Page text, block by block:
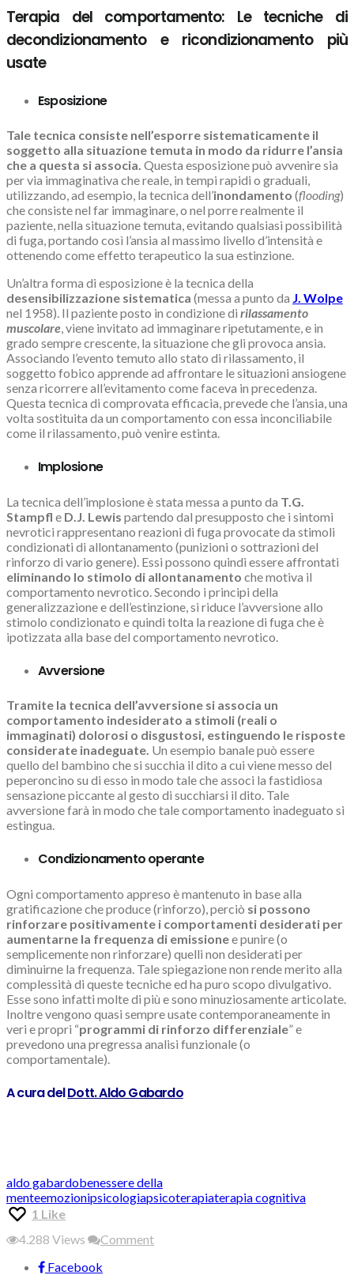
Terapia del comportamento: Le tecniche di
decondizionamento e ricondizionamento più
usate
Esposizione
Tale tecnica consiste nell’esporre sistematicamente il
soggetto alla situazione temuta in modo da ridurre l’ansia
che a questa si associa. Questa esposizione può avvenire sia
per via immaginativa che reale, in tempi rapidi o graduali,
utilizzando, ad esempio, la tecnica dell’inondamento (flooding)
che consiste nel far immaginare, o nel porre realmente il
paziente, nella situazione temuta, evitando qualsiasi possibilità
di fuga, portando così l’ansia al massimo livello d’intensità e
ottenendo come effetto terapeutico la sua estinzione.
Un’altra forma di esposizione è la tecnica della
desensibilizzazione sistematica (messa a punto da J. Wolpe
nel 1958). Il paziente posto in condizione di rilassamento
muscolare, viene invitato ad immaginare ripetutamente, e in
grado sempre crescente, la situazione che gli provoca ansia.
Associando l’evento temuto allo stato di rilassamento, il
soggetto fobico apprende ad affrontare le situazioni ansiogene
senza ricorrere all’evitamento come faceva in precedenza.
Questa tecnica di comprovata efficacia, prevede che l’ansia, una
volta sostituita da un comportamento con essa inconciliabile
come il rilassamento, può venire estinta.
Implosione
La tecnica dell’implosione è stata messa a punto da T.G.
Stampfl e D.J. Lewis partendo dal presupposto che i sintomi
nevrotici rappresentano reazioni di fuga provocate da stimoli
condizionati di allontanamento (punizioni o sottrazioni del
rinforzo di vario genere). Essi possono quindi essere affrontati
eliminando lo stimolo di allontanamento che motiva il
comportamento nevrotico. Secondo i principi della
generalizzazione e dell’estinzione, si riduce l’avversione allo
stimolo condizionato e quindi tolta la reazione di fuga che è
ipotizzata alla base del comportamento nevrotico.
Avversione
Tramite la tecnica dell’avversione si associa un
comportamento indesiderato a stimoli (reali o
immaginati) dolorosi o disgustosi, estinguendo le risposte
considerate inadeguate. Un esempio banale può essere
quello del bambino che si succhia il dito a cui viene messo del
peperoncino su di esso in modo tale che associ la fastidiosa
sensazione piccante al gesto di succhiarsi il dito. Tale
avversione farà in modo che tale comportamento inadeguato si
estingua.
Condizionamento operante
Ogni comportamento appreso è mantenuto in base alla
gratificazione che produce (rinforzo), perciò si possono
rinforzare positivamente i comportamenti desiderati per
aumentarne la frequenza di emissionee punire (o
semplicemente non rinforzare) quelli non desiderati per
diminuirne la frequenza. Tale spiegazione non rende merito alla
complessità di queste tecniche ed ha puro scopo divulgativo.
Esse sono infatti molte di più e sono minuziosamente articolate.
Inoltre vengono quasi sempre usate contemporaneamente in
veri e propri “programmi di rinforzo differenziale” e
prevedono una pregressa analisi funzionale (o
comportamentale).
A cura delDott. Aldo Gabardo
Tags:
aldo gabardobenessere della
menteemozionipsicologiapsicoterapiaterapia cognitiva
1 Like
4.288 Views
Comment
Facebook